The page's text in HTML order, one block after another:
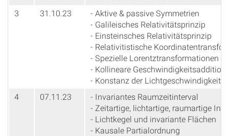
3
31.10.23
- Aktive & passive Symmetrien
- Galileisches Relativitätsprinzip
- Einsteinsches Relativitätsprinzip
- Relativitistische
- Spezielle Lorentztransformationen
- Kollineare Geschwindigkeitsaddition
- Konstanz der Lichtgeschwindigkeit
4
07.11.23
- Invariantes Raumzeitinterval
- Zeitartige, lichtartige, raumartige
- Lichtkegel und invariante Flächen
- Kausale Partialordnung